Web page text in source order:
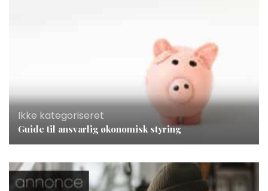
Ikke kategoriseret
Guide til ansvarlig økonomisk styring